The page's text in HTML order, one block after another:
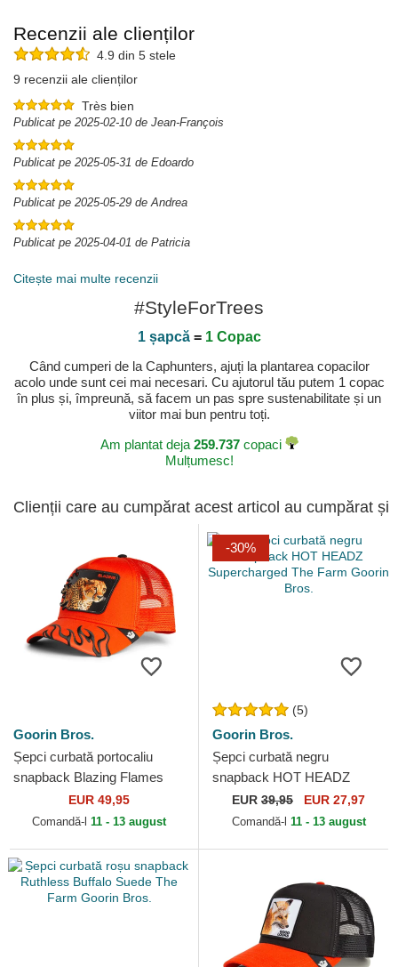
Recenzii ale clienților
4.9 din 5 stele
9 recenzii ale clienților
Très bien
Publicat pe 2025-02-10 de Jean-François
Publicat pe 2025-05-31 de Edoardo
Publicat pe 2025-05-29 de Andrea
Publicat pe 2025-04-01 de Patricia
Citește mai multe recenzii
#StyleForTrees
1 șapcă= 1 Copac
Când cumperi de la Caphunters, ajuți la plantarea copacilor
acolo unde sunt cei mai necesari. Cu ajutorul tău putem 1 copac
în plus și, împreună, să facem un pas spre sustenabilitate și un
viitor mai bun pentru toți.
Am plantat deja 259.737copaci
Mulțumesc!
Clienții care au cumpărat acest articol au cumpărat și
Goorin Bros.
Șepci curbată portocaliu
snapback Blazing Flames
The Farm Goorin Bros.
EUR 49,95
Comandă-l 11 - 13 august
-30%
(5)
Goorin Bros.
Șepci curbată negru
snapback HOT HEADZ
Supercharged The Farm
Goorin Bros.
EUR 39,95 EUR 27,97
Comandă-l 11 - 13 august